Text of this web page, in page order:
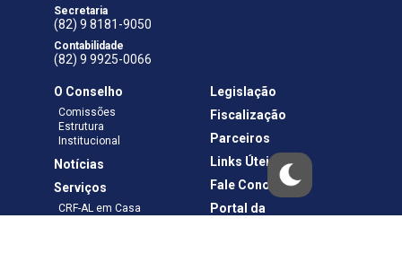
Secretaria
(82) 9 8181-9050
Contabilidade
(82) 9 9925-0066
O Conselho
Comissões
Estrutura
Institucional
Notícias
Serviços
CRF-AL em Casa
Legislação
Fiscalização
Parceiros
Links Úteis
Fale Conosco
Portal da